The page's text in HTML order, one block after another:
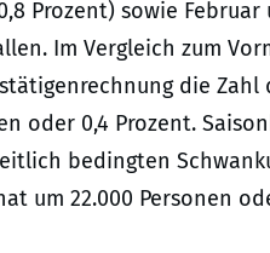
Prozent) sowie
Im Vergleich zum
die Zahl
oder 0,4 Prozent.
bedingten
um 22.000 Personen